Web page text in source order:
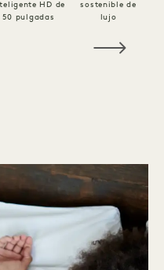
HD de
50 pulgadas
sostenible de
lujo